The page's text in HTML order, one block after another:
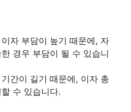
자 부담이 높기 때문에, 자
경우 부담이 될 수 있습니
간이 길기 때문에, 이자 총
수 있습니다.